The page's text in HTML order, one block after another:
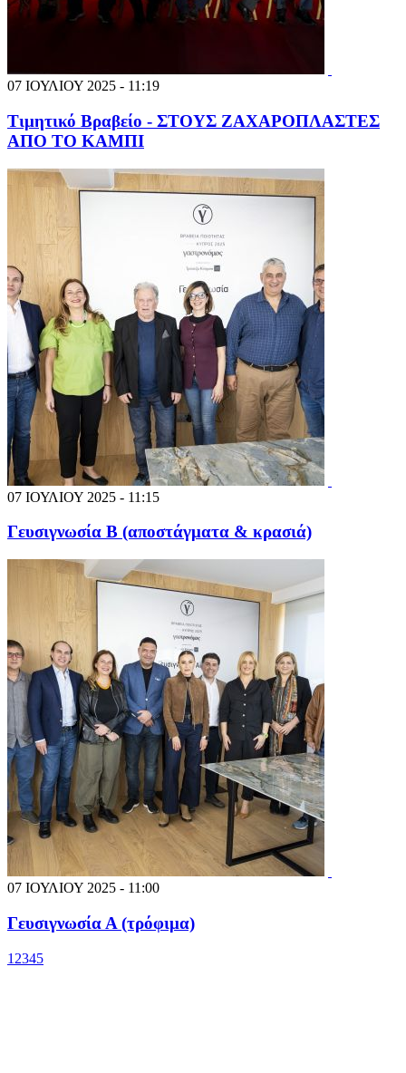
07 ΙΟΥΛΙΟΥ 2025 - 11:19
Τιμητικό Βραβείο - ΣΤΟΥΣ ΖΑΧΑΡΟΠΛΑΣΤΕΣ
ΑΠΟ ΤΟ ΚΑΜΠΙ
07 ΙΟΥΛΙΟΥ 2025 - 11:15
Γευσιγνωσία Β (αποστάγματα & κρασιά)
07 ΙΟΥΛΙΟΥ 2025 - 11:00
Γευσιγνωσία Α (τρόφιμα)
1 2345